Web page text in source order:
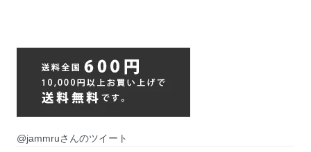
@jammruさんのツイート